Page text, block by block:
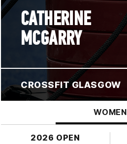
CATHERINE
MCGARRY
CROSSFIT GLASGOW
WOMEN
2026 OPEN